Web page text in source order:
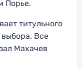
Порье.
титульного
выбора. Все
Махачев